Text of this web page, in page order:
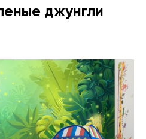
джунгли